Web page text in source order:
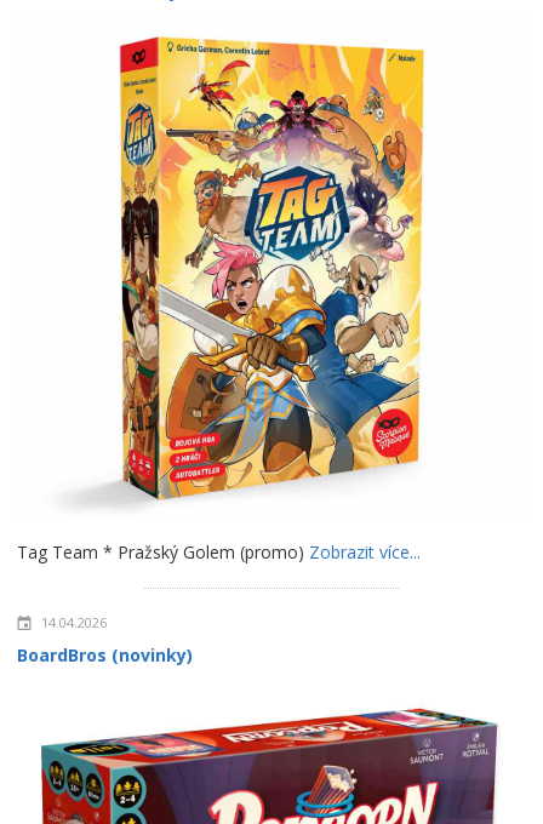
Tag Team * Pražský Golem (promo) Zobrazit více...
14.04.2026
BoardBros (novinky)